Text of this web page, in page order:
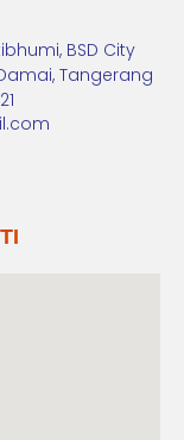
BSD City
Tangerang